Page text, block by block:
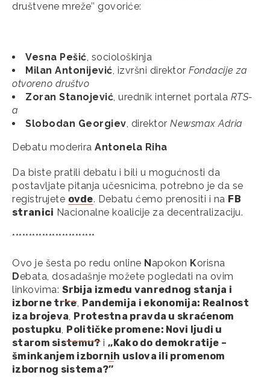
društvene mreže’’ govoriće:
Vesna Pešić, sociološkinja
Milan Antonijević, izvršni direktor Fondacije za
otvoreno društvo
Zoran Stanojević, urednik internet portala RTS-
a
Slobodan Georgiev, direktor Newsmax Adria
Debatu moderira Antonela Riha
Da biste pratili debatu i bili u mogućnosti da
postavljate pitanja učesnicima, potrebno je da se
registrujete ovde. Debatu ćemo prenositi i na FB
stranici Nacionalne koalicije za decentralizaciju.
*************************
Ovo je šesta po redu online N apokon Korisna
Debata, dosadašnje možete pogledati na ovim
linkovima: Srbija između vanrednog stanja i
izborne trke, Pandemija i ekonomija: Realnost
iza brojeva, Protestna pravda u skraćenom
postupku, Političke promene: Novi ljudi u
starom sistemu?i,,Kako do demokratije –
šminkanjem izbornih uslova ili promenom
izbornog sistema?’’